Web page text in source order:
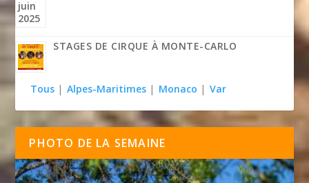
STAGES DE CIRQUE À MONTE-CARLO
Tous | Alpes-Maritimes | Monaco | Var
PHOTO DE LA SEMAINE